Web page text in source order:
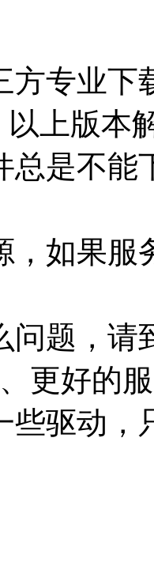
方专业下
以上版本
总是不能
，如果服
问题，请
更好的
些驱动，